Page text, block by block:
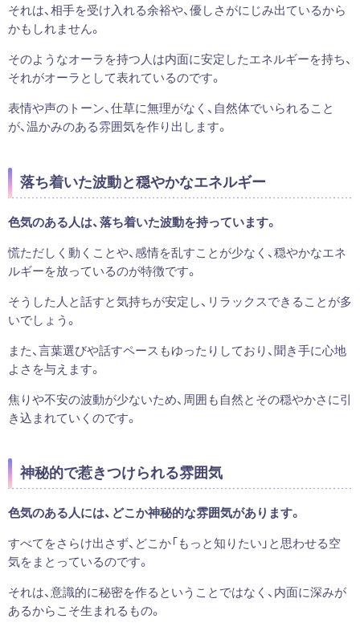
それは、相手を受け入れる余裕や、優しさがにじみ出ているから
かもしれません。
そのようなオーラを持つ人は内面に安定したエネルギーを持ち、
それがオーラとして表れているのです。
表情や声のトーン、仕草に無理がなく、自然体でいられること
が、温かみのある雰囲気を作り出します。
落ち着いた波動と穏やかなエネルギー
色気のある人は、落ち着いた波動を持っています。
慌ただしく動くことや、感情を乱すことが少なく、穏やかなエネ
ルギーを放っているのが特徴です。
そうした人と話すと気持ちが安定し、リラックスできることが多
いでしょう。
また、言葉選びや話すペースもゆったりしており、聞き手に心地
よさを与えます。
焦りや不安の波動が少ないため、周囲も自然とその穏やかさに引
き込まれていくのです。
神秘的で惹きつけられる雰囲気
色気のある人には、どこか神秘的な雰囲気があります。
すべてをさらけ出さず、どこか「もっと知りたい」と思わせる空
気をまとっているのです。
それは、意識的に秘密を作るということではなく、内面に深みが
あるからこそ生まれるもの。